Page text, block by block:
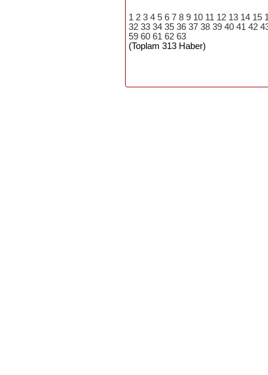
1 2 3 4 5 6 7 8 9 10 11 12 13 14 15
32 33 34 35 36 37 38 39 40 41 42
59 60 61 62 63
(Toplam 313 Haber)